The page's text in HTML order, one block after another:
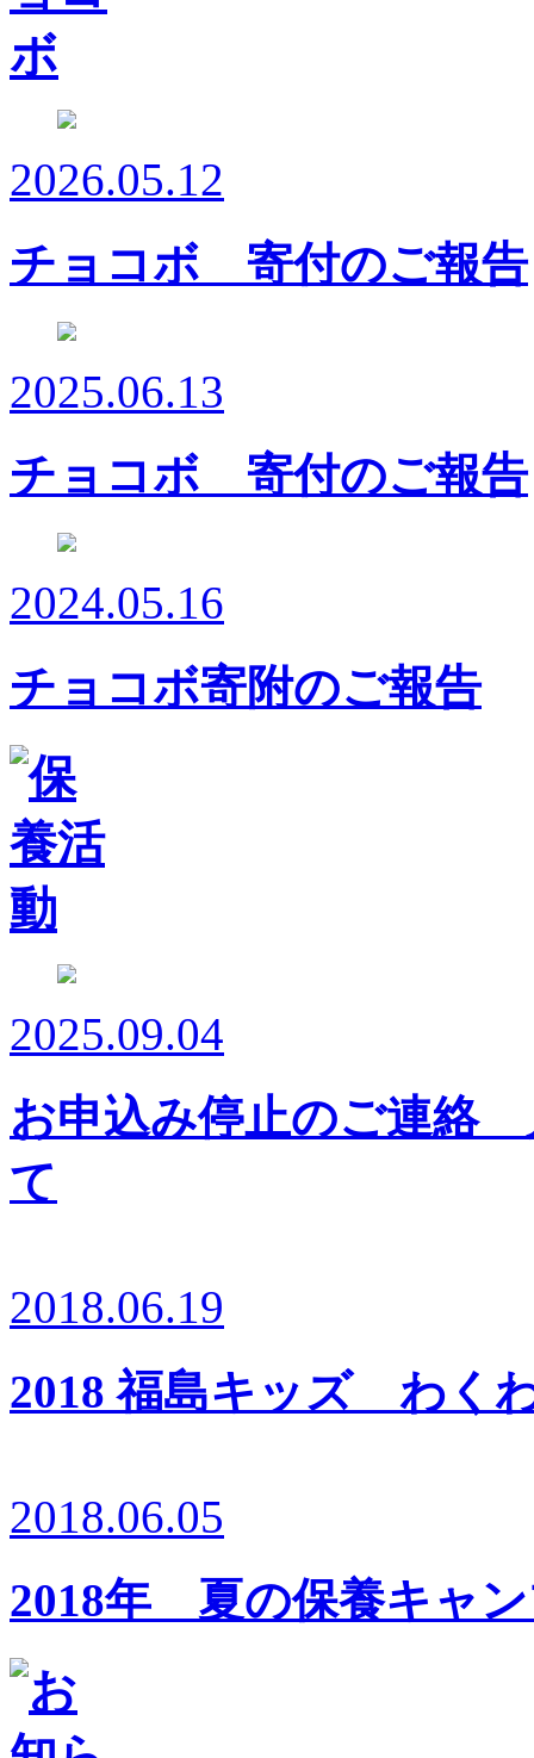
2026.05.12
チョコボ 寄付のご報告
2025.06.13
チョコボ 寄付のご報告
2024.05.16
チョコボ寄附のご報告
2025.09.04
お申込み停止のご連絡
て
2018.06.19
2018 福島キッズ わく
2018.06.05
2018年 夏の保養キャ